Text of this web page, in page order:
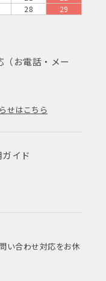
28
29
お電話・メー
せはこちら
イド
い合わせ対応をお休